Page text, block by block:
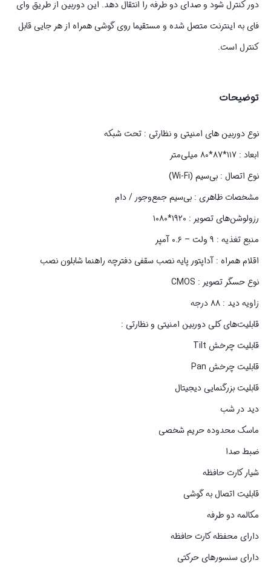
دور کنترل شود و صدای دو طرفه را انتقال دهد. این دوربین از طریق وای
فای به اینترنت متصل شده و مستقیما روی گوشی همراه از هر جایی قابل
کنترل است.
توضیحات
نوع دوربین های امنیتی و نظارتی : تحت شبکه
ابعاد : ۱۱۷*۸۷*۸۰ میلی‌متر
نوع اتصال : بی‌سیم (Wi-Fi)
مشخصات ظاهری : بی‌سیم جمع‌وجور / دام
رزولوشن‌های تصویر : ۱۹۲۰*۱۰۸۰
منبع تغذیه : ۹ ولت – ۰.۶ آمپر
اقلام همراه : آداپتور پایه نصب سقفی دفترچه راهنما شابلون نصب
نوع حسگر تصویر : CMOS
زاویه دید : ۸۸ درجه
قابلیت‌های کلی دوربین امنیتی و نظارتی :
قابلیت چرخش Tilt
قابلیت چرخش Pan
قابلیت بزرگنمایی دیجیتال
دید در شب
ماسک محدوده حریم شخصی
ضبط صدا
شیار کارت حافظه
قابلیت اتصال به گوشی
مکالمه دو طرفه
دارای محفظه کارت حافظه
دارای سنسورهای حرکتی